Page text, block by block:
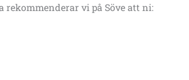
vi på Söve att ni: